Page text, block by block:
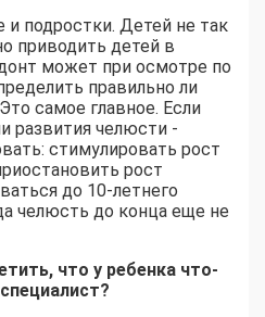
подростки. Детей не так
приводить детей в
может при осмотре по
правильно ли
самое главное. Если
развития челюсти -
стимулировать рост
рост
до 10-летнего
челюсть до конца еще не
что у ребенка что-